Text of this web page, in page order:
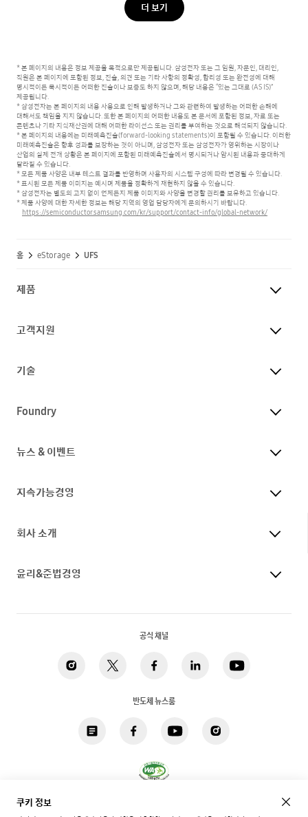
더 보기
* 본 페이지의 내용은 정보 제공을 목적으로만 제공됩니다. 삼성전자 또는 그 임원, 자문인, 대리인,
직원은 본 페이지에 포함된 정보, 진술, 의견 또는 기타 사항의 정확성, 합리성 또는 완전성에 대해
명시적이든 묵시적이든 어떠한 진술이나 보증도 하지 않으며, 해당 내용은 “있는 그대로 (AS IS)”
제공됩니다.
* 삼성전자는 본 페이지의 내용 사용으로 인해 발생하거나 그와 관련하여 발생하는 어떠한 손해에
대해서도 책임을 지지 않습니다.또한 본 페이지의 어떠한 내용도 본 문서에 포함된 정보, 자료 또는
콘텐츠나 기타 지식재산권에 대해 어떠한 라이선스 또는 권리를 부여하는 것으로 해석되지 않습니다.
* 본 페이지의 내용에는 미래예측진술(forward-looking statements)이 포함될 수 있습니다. 이러한
미래예측진술은 향후 성과를 보장하는 것이 아니며,삼성전자 또는 삼성전자가 영위하는 시장이나
산업의 실제 전개 상황은 본 페이지에 포함된 미래예측진술에서 명시되거나 암시된 내용과 중대하게
달라질 수 있습니다.
* 모든 제품 사양은 내부 테스트 결과를 반영하며 사용자의 시스템 구성에 따라 변경될 수 있습니다.
* 표시된 모든 제품 이미지는 예시며 제품을 정확하게 재현하지 않을 수 있습니다.
* 삼성전자는 별도의 고지 없이 언제든지 제품 이미지와 사양을 변경할 권리를 보유하고 있습니다.
* 제품 사양에 대한 자세한 정보는 해당 지역의 영업 담당자에게 문의하시기 바랍니다.
https://semiconductor.samsung.com/kr/support/contact-info/global-network/
홈 eStorage UFS
제품
고객지원
기술
Foundry
뉴스 & 이벤트
지속가능경영
회사 소개
윤리&준법경영
공식 채널
반도체 뉴스룸
쿠키 정보